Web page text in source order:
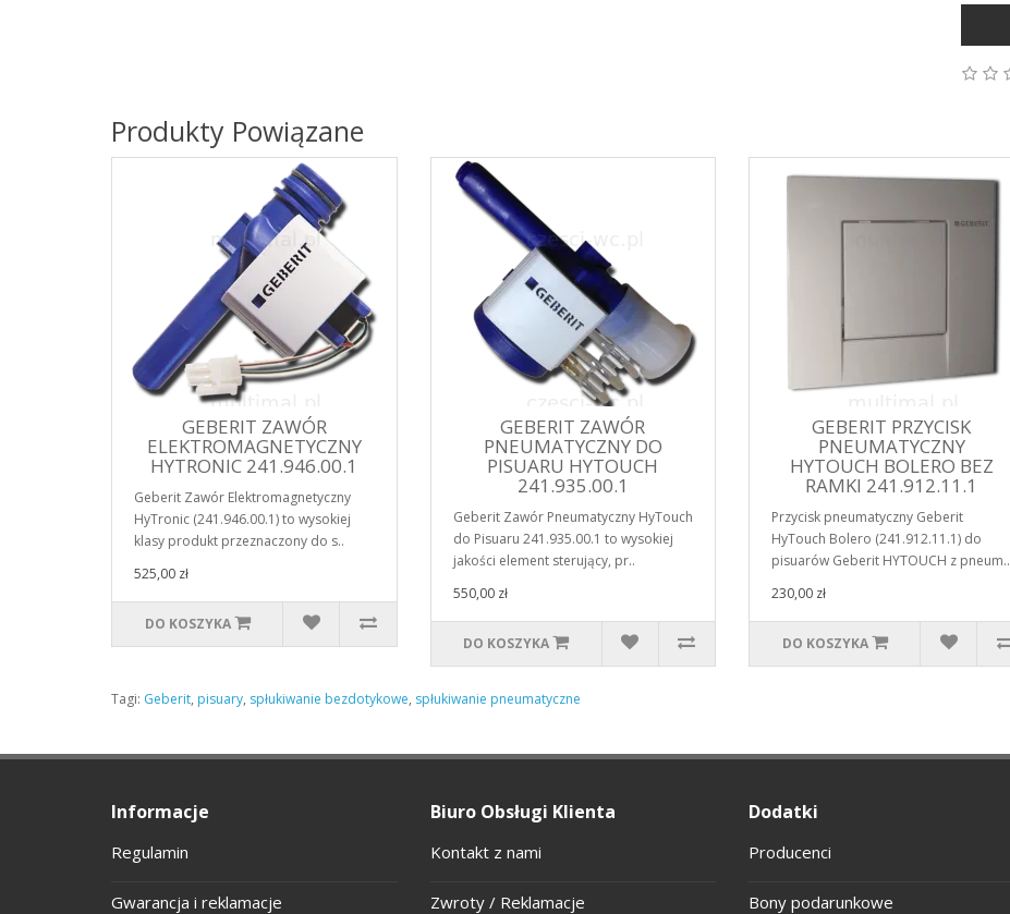
Produkty Powiązane
GEBERIT ZAWÓR
ELEKTROMAGNETYCZNY
HYTRONIC 241.946.00.1
Geberit Zawór Elektromagnetyczny
HyTronic (241.946.00.1) to wysokiej
klasy produkt przeznaczony do s..
525,00 zł
DO KOSZYKA
GEBERIT ZAWÓR
PNEUMATYCZNY DO
PISUARU HYTOUCH
241.935.00.1
Geberit Zawór Pneumatyczny HyTouch
do Pisuaru 241.935.00.1 to wysokiej
jakości element sterujący, pr..
550,00 zł
DO KOSZYKA
GEBERIT PRZYCISK
PNEUMATYCZNY
HYTOUCH BOLERO BEZ
RAMKI 241.912.11.1
Przycisk pneumatyczny Geberit
HyTouch Bolero (241.912.11.1) do
pisuarów Geberit HYTOUCH z pneum..
230,00 zł
DO KOSZYKA
Tagi: Geberit, pisuary, spłukiwanie bezdotykowe, spłukiwanie pneumatyczne
Informacje
Regulamin
Gwarancja i reklamacje
Biuro Obsługi Klienta
Kontakt z nami
Zwroty / Reklamacje
Dodatki
Producenci
Bony podarunkowe